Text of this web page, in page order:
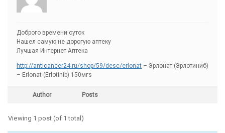
Доброго времени суток
Нашел самую не дорогую аптеку
Лучшая Интернет Аптека
http://anticancer24.ru/shop/59/desc/erlonat – Эрлонат (Эрлотиниб)
– Erlonat (Erlotinib) 150мгs
Author Posts
Viewing 1 post (of 1 total)